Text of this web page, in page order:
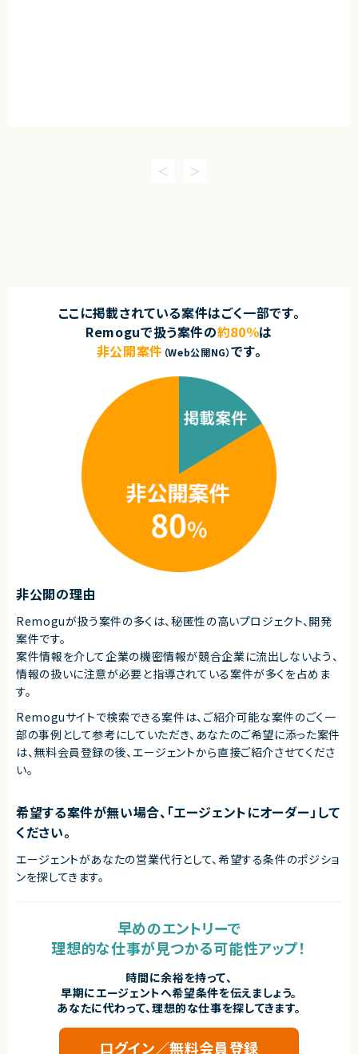
ここに掲載されている案件はごく一部です。
Remoguで扱う案件の約80％は
非公開案件 （Web公開NG）です。
非公開の理由
Remoguが扱う案件の多くは、秘匿性の高いプロジェクト、開発
案件です。
案件情報を介して企業の機密情報が競合企業に流出しないよう、
情報の扱いに注意が必要と指導されている案件が多くを占めま
す。
Remoguサイトで検索できる案件は、ご紹介可能な案件のごく一
部の事例として参考にしていただき、 あなたのご希望に添った案件
は、無料会員登録の後、エージェントから直接ご紹介させてくださ
い。
希望する案件が無い場合、「エージェントにオーダー」して
ください。
エージェントがあなたの営業代行として、希望する条件のポジショ
ンを探してきます。
早めのエントリーで
理想的な仕事が見つかる可能性アップ！
時間に余裕を持って、
早期にエージェントへ希望条件を伝えましょう。
あなたに代わって、理想的な仕事を探してきます。
ログイン／無料会員登録